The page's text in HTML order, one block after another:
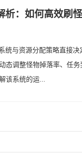
析：如何高效刷
统与资源分配策略直接
态调整怪物掉落率、任
该系统的运...